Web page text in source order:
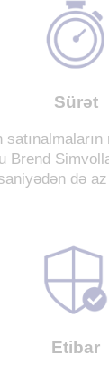
Sürət
Brend
də
Etibar